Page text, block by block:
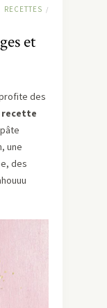
RECETTES /
et
des
recette
une
des